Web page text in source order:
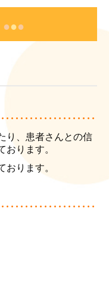
●●●
り、患者さんとの信
おります。
おります。